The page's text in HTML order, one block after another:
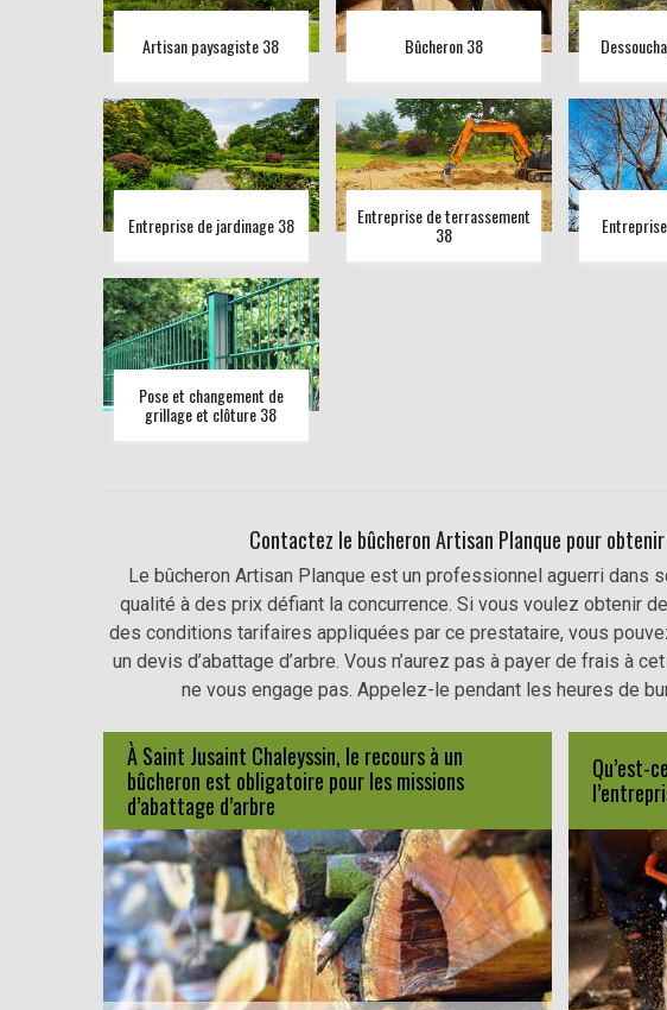
Artisan paysagiste 38 Bûcheron 38
Entreprise de jardinage 38 Entreprise de terrassement
38
Pose et changement de
grillage et clôture 38
Contactez le bûcheron Artisan Planque pour
Le bûcheron Artisan Planque est un professionnel aguerri
qualité à des prix défiant la concurrence. Si vous voulez obtenir
des conditions tarifaires appliquées par ce prestataire, vous
un devis d’abattage d’arbre. Vous n’aurez pas à payer de frais à
ne vous engage pas. Appelez-le pendant les heures de
À Saint Jusaint Chaleyssin, le recours à un
bûcheron est obligatoire pour les missions
d’abattage d’arbre
Qu’est-